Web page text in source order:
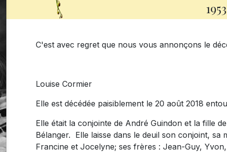
1953
C'est avec regret que nous vous annonçons le
Louise Cormier
Elle est décédée paisiblement le 20 août 2018
Elle était la conjointe de André Guindon et la fille
Bélanger. Elle laisse dans le deuil son conjoint, sa
Francine et Jocelyne; ses frères : Jean-Guy,